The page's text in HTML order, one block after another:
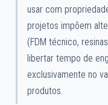
usar com
projetos impõem
(FDM técnico,
libertar tempo de
exclusivamente no
produtos.